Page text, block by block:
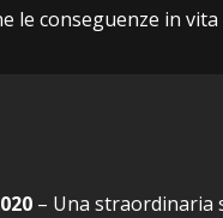
le conseguenze in
– Una straordinaria